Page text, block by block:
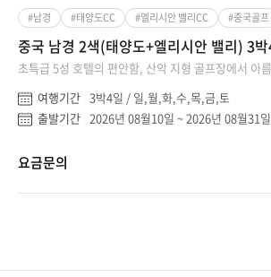
#남경 #태양도CC #엘리시안 밸리CC #중국골프
중국 남경 2색(태양도+엘리시안 밸리) 3박
초특급 5성 호텔의 편안함, 산악 지형 골프장에서 아
여행기간 3박4일 / 일,월,화,수,목,금,토
출발기간 2026년 08월10일 ~ 2026년 08월31일
요금문의